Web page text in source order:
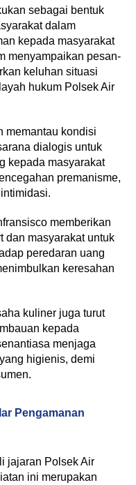
sebagai bentuk
dalam
kepada masyarakat
menyampaikan pesan-
keluhan situasi
hukum Polsek Air
memantau kondisi
dialogis untuk
kepada masyarakat
premanisme,
memberikan
dan masyarakat untuk
peredaran uang
keresahan
kuliner juga turut
kepada
menjaga
higienis, demi
Pengamanan
jajaran Polsek Air
ini merupakan